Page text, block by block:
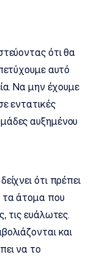
ότι θα
αυτό
Να μην έχουμε
εντατικές
αυξημένου
ότι πρέπει
τα άτομα που
τις ευάλωτες.
και
να το